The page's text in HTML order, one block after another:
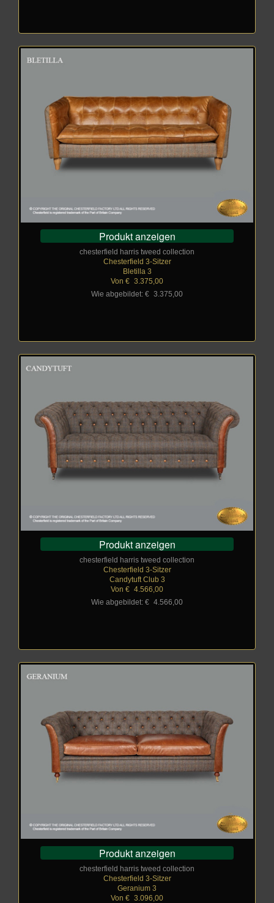
Produkt anzeigen
chesterfield harris tweed collection
Chesterfield 3-Sitzer
Bletilla 3
Von € 3.375,00
Wie abgebildet: € 3.375,00
Produkt anzeigen
chesterfield harris tweed collection
Chesterfield 3-Sitzer
Candytuft Club 3
Von € 4.566,00
Wie abgebildet: € 4.566,00
Produkt anzeigen
chesterfield harris tweed collection
Chesterfield 3-Sitzer
Geranium 3
Von € 3.096,00